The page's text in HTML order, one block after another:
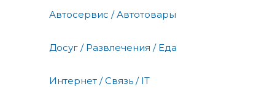
Автосервис / Автотовары
Досуг / Развлечения / Еда
Интернет / Связь / IT